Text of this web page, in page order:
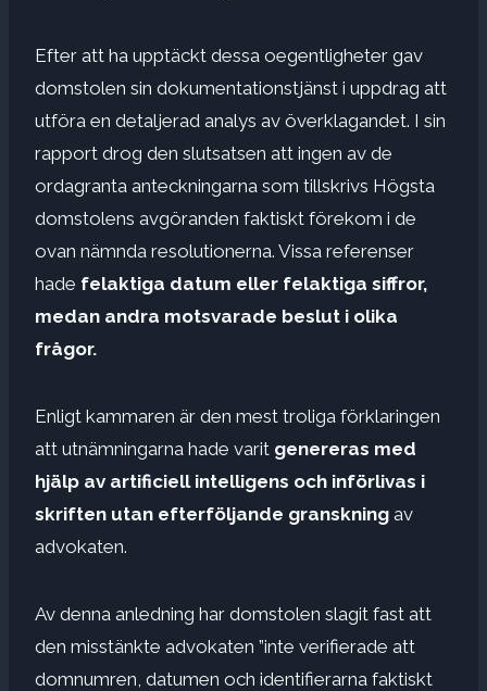
Efter att ha upptäckt dessa oegentligheter gav
domstolen sin dokumentationstjänst i uppdrag att
utföra en detaljerad analys av överklagandet. I sin
rapport drog den slutsatsen att ingen av de
ordagranta anteckningarna som tillskrivs Högsta
domstolens avgöranden faktiskt förekom i de
ovan nämnda resolutionerna. Vissa referenser
hade felaktiga datum eller felaktiga siffror,
medan andra motsvarade beslut i olika
frågor.
Enligt kammaren är den mest troliga förklaringen
att utnämningarna hade varit genereras med
hjälp av artificiell intelligens och införlivas i
skriften utan efterföljande granskning av
advokaten.
Av denna anledning har domstolen slagit fast att
den misstänkte advokaten ”inte verifierade att
domnumren, datumen och identifierarna faktiskt